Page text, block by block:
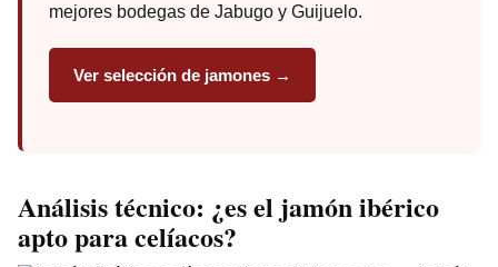
mejores bodegas de Jabugo y Guijuelo.
Ver selección de jamones →
Análisis técnico: ¿es el jamón ibérico
apto para celíacos?